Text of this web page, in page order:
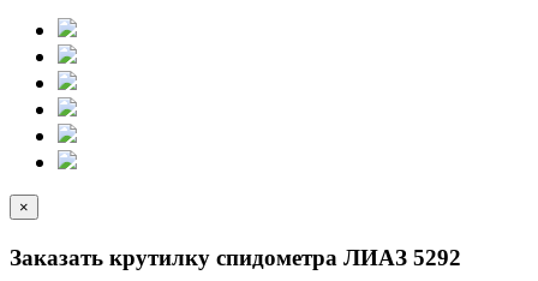
×
Заказать крутилку спидометра ЛИАЗ 5292